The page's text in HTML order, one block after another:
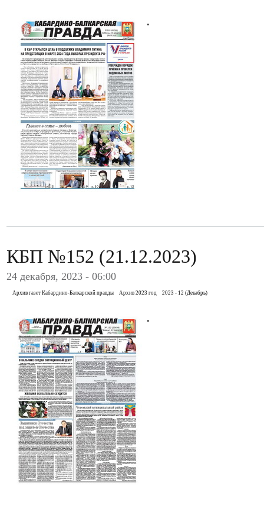
.
КБП №152 (21.12.2023)
24 декабря, 2023 - 06:00
Архив газет Кабардино-Балкарской правды Архив 2023 год 2023 - 12 (Декабрь)
.